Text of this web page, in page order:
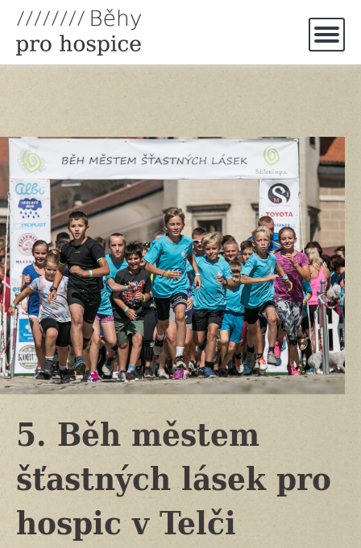
5. Běh městem
šťastných lásek pro
hospic v Telči